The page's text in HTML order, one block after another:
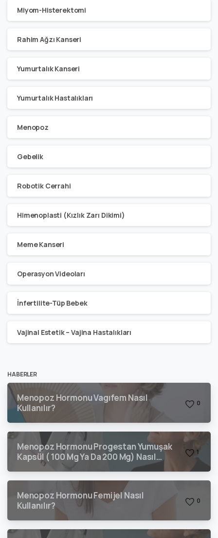
Miyom-Histerektomi
Rahim Ağzı Kanseri
Yumurtalık Kanseri
Yumurtalık Hastalıkları
Menopoz
Gebelik
Robotik Cerrahi
Himenoplasti (Kızlık Zarı Dikimi)
Meme Kanseri
Operasyon Videoları
İnfertilite-Tüp Bebek
Vajinal Estetik – Vajina Hastalıkları
HABERLER
Menopoz Hormonu Vagıfem Nasıl
Kullanılır?
0
Menopoz Hormonu Progestan Yumuşak
Kapsül ( 100 Mg Ya Da 200 Mg) Nasıl
Kullanılır?
1
Menopoz Hormonu Femijel Nasıl
Kullanılır?
0